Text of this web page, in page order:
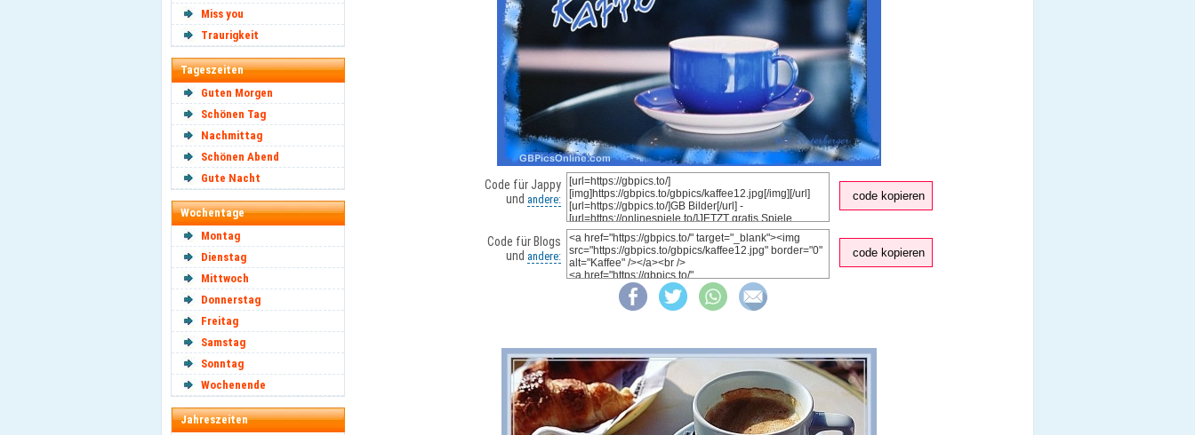
Miss you
Traurigkeit
Tageszeiten
Guten Morgen
Schönen Tag
Nachmittag
Schönen Abend
Gute Nacht
Wochentage
Montag
Dienstag
Mittwoch
Donnerstag
Freitag
Samstag
Sonntag
Wochenende
Jahreszeiten
Code für Jappy
und andere: code kopieren
Code für Blogs
und andere: code kopieren